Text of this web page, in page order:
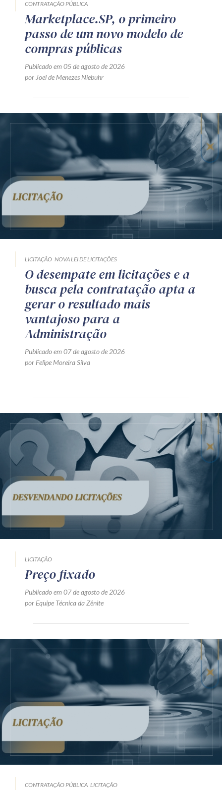
CONTRATAÇÃO PÚBLICA
Marketplace.SP, o primeiro
passo de um novo modelo de
compras públicas
Publicado em 05 de agosto de 2026
por Joel de Menezes Niebuhr
LICITAÇÃO NOVA LEI DE LICITAÇÕES
O desempate em licitações e a
busca pela contratação apta a
gerar o resultado mais
vantajoso para a
Administração
Publicado em 07 de agosto de 2026
por Felipe Moreira Silva
LICITAÇÃO
Preço fixado
Publicado em 07 de agosto de 2026
por Equipe Técnica da Zênite
CONTRATAÇÃO PÚBLICA LICITAÇÃO